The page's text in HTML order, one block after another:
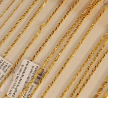
tăng mạnh, nông
cao
30 tấn/ha, mỗi ha
xuất trên 1 tỷ đồng, trừ